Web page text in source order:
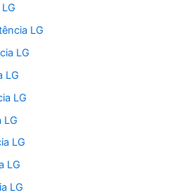
LG
LG
LG
LG
LG
LG
LG
LG